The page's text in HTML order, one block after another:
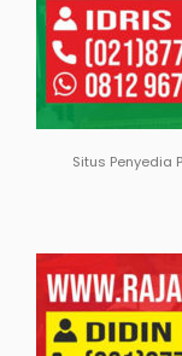
Situs Penyedia